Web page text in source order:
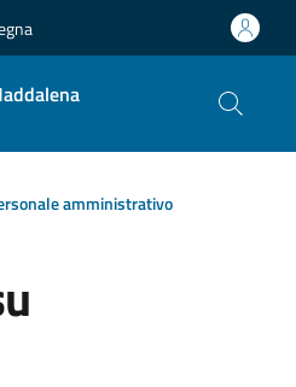
amministrativo